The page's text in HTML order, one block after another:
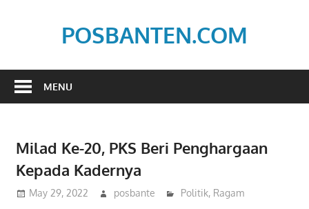
POSBANTEN.COM
Dan
MENU
Milad Ke-20, PKS Beri Penghargaan
Kepada Kadernya
May 29, 2022 posbante Politik, Ragam